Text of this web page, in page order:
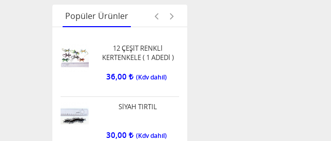
Popüler Ürünler12 ÇEŞİT RENKLİ
KERTENKELE ( 1 ADEDİ )
36,00
SİYAH TIRTIL
30,00
AKREP ( 1 ADEDİ )